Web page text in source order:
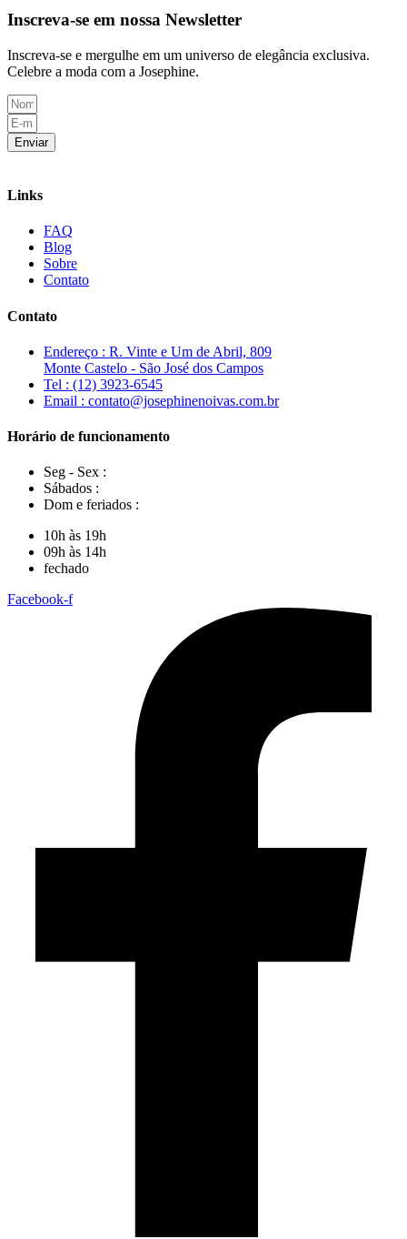
Inscreva-se em nossa Newsletter
Inscreva-se e mergulhe em um universo de elegância exclusiva.
Celebre a moda com a Josephine.
Enviar
Links
FAQ
Blog
Sobre
Contato
Contato
Endereço : R. Vinte e Um de Abril, 809
Monte Castelo - São José dos Campos
Tel : (12) 3923-6545
Email : contato@josephinenoivas.com.br
Horário de funcionamento
Seg - Sex :
Sábados :
Dom e feriados :
10h às 19h
09h às 14h
fechado
Facebook-f